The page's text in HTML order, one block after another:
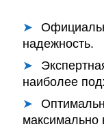
надежность.
наиболее
максимально